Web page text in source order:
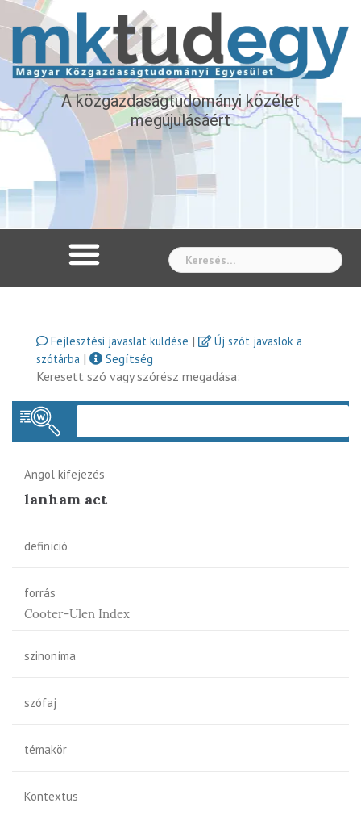
A közgazdaságtudományi közélet
megújulásáért
Fejlesztési javaslat küldése |
Új szót javaslok a
szótárba |
Segítség
Keresett szó vagy szórész megadása:
Angol kifejezés
lanham act
definíció
forrás
Cooter-Ulen Index
szinoníma
szófaj
témakör
Kontextus